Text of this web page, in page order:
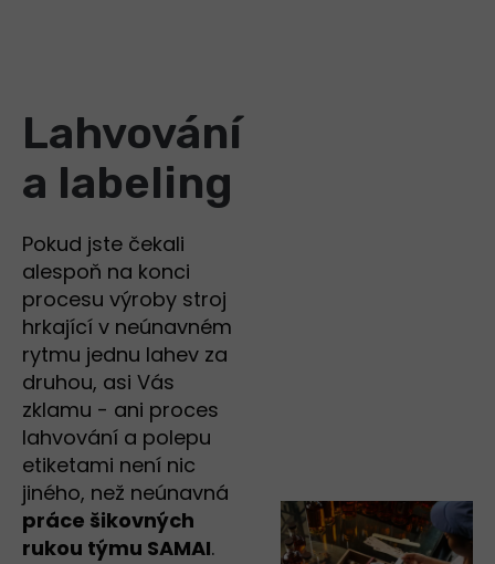
Lahvování
a labeling
Pokud jste čekali
alespoň na konci
procesu výroby stroj
hrkající v neúnavném
rytmu jednu lahev za
druhou, asi Vás
zklamu - ani proces
lahvování a polepu
etiketami není nic
jiného, než neúnavná
práce šikovných
rukou týmu SAMAI.